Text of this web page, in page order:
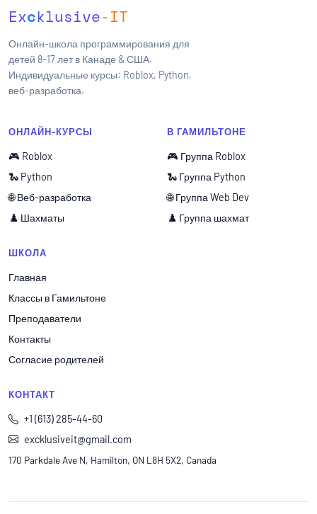
Excklusive-IT
Онлайн-школа программирования для
детей 8–17 лет в Канаде & США.
Индивидуальные курсы: Roblox, Python,
веб-разработка.
ОНЛАЙН-КУРСЫ
🎮 Roblox
🐍 Python
🌐 Веб-разработка
♟️ Шахматы
В ГАМИЛЬТОНЕ
🎮 Группа Roblox
🐍 Группа Python
🌐 Группа Web Dev
♟️ Группа шахмат
ШКОЛА
Главная
Классы в Гамильтоне
Преподаватели
Контакты
Согласие родителей
КОНТАКТ
+1 (613) 285-44-60
excklusiveit@gmail.com
170 Parkdale Ave N, Hamilton, ON L8H 5X2, Canada